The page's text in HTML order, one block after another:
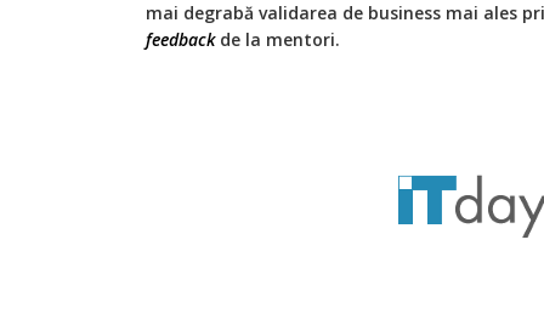
mai degrabă validarea de business mai ales
feedbackde la mentori.